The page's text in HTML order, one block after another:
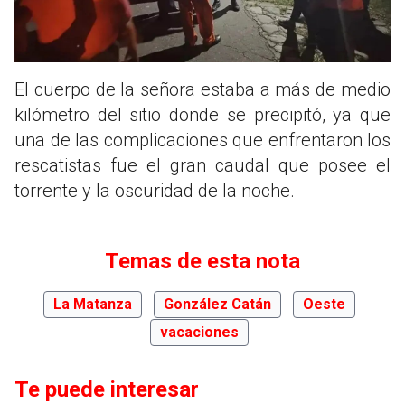
El cuerpo de la señora estaba a más de medio
kilómetro del sitio donde se precipitó, ya que
una de las complicaciones que enfrentaron los
rescatistas fue el gran caudal que posee el
torrente y la oscuridad de la noche.
Temas de esta nota
La Matanza González Catán
Oeste
vacaciones
Te puede interesar